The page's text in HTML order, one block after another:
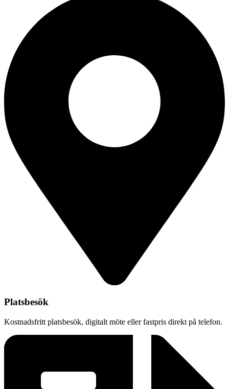
Platsbesök
Kostnadsfritt platsbesök, digitalt möte eller fastpris direkt på telefon.